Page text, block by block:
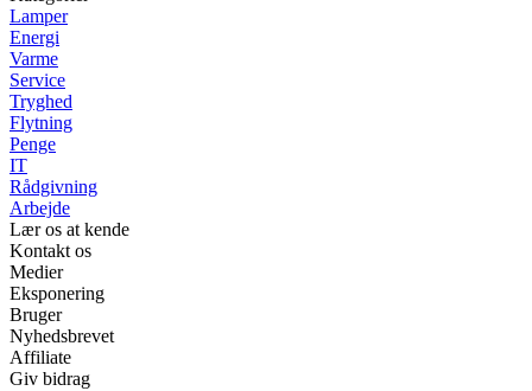
Lamper
Energi
Varme
Service
Tryghed
Flytning
Penge
IT
Rådgivning
Arbejde
Lær os at kende
Kontakt os
Medier
Eksponering
Bruger
Nyhedsbrevet
Affiliate
Giv bidrag